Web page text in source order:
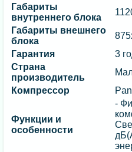
Габариты
внутреннего блока
Габариты внешнего
блока
Гарантия
3
Страна
производитель
Компрессор
Функции и
особенности
-